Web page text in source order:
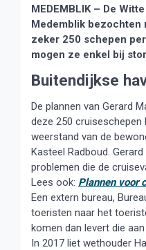
MEDEMBLIK – De
Medemblik bezochten
zeker 250 schepen
mogen ze enkel bij
Buitendijkse
De plannen van Gerard
deze 250
weerstand van de
Kasteel Radboud.
problemen die de
Lees ook: Plannen voor
Een extern bureau,
toeristen naar het
komen dan levert die
In 2017 liet wethouder